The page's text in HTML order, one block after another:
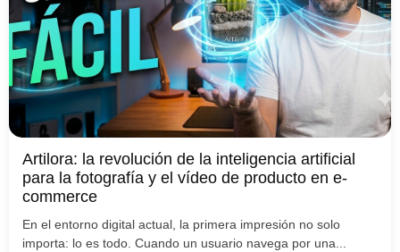
Artilora: la revolución de la inteligencia artificial
para la fotografía y el vídeo de producto en e-
commerce
En el entorno digital actual, la primera impresión no solo
importa: lo es todo. Cuando un usuario navega por una...